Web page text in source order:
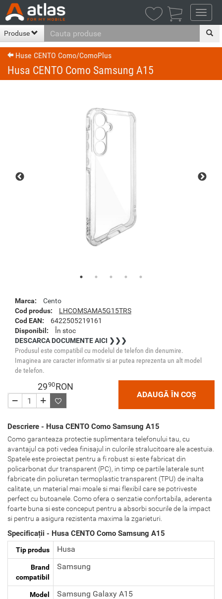
Produse
Huse CENTO Como/ComoPlus
Husa CENTO Como Samsung A15
Marca:
Cento
Cod produs:
LHCOMSAMA5G15TRS
Cod EAN:
6422505219161
Disponibil:
În stoc
DESCARCA DOCUMENTE AICI ❯❯❯
Produsul este compatibil cu modelul de telefon din denumire.
Imaginea are caracter informativ si ar putea reprezenta un alt model
de telefon.
2990RON
ADAUGĂ ÎN COȘ
Descriere - Husa CENTO Como Samsung A15
Como garanteaza protectie suplimentara telefonului tau, cu
avantajul ca poti vedea finisajul in culorile stralucitoare ale acestuia.
Spatele este proiectat pentru a fi robust si este fabricat din
policarbonat dur transparent (PC), in timp ce partile laterale sunt
fabricate din poliuretan termoplastic transparent (TPU) de inalta
calitate, un material mai moale si mai flexibil care se potriveste
perfect cu butoanele. Como ofera o senzatie confortabila, aderenta
foarte buna si este conceput pentru a absorbi socurile de la impact
si pentru a asigura rezistenta maxima la zgarieturi.
Specificații - Husa CENTO Como Samsung A15
Tip produs Husa
Brand
compatibil
Samsung
Model
Samsung Galaxy A15